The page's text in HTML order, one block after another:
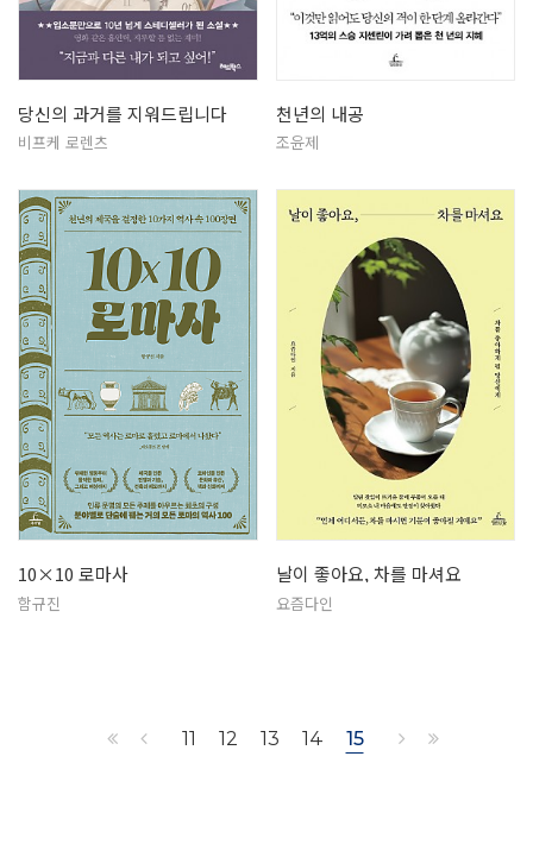
당신의 과거를 지워드립니다
비프케 로렌츠
천년의 내공
조윤제
10×10 로마사
함규진
날이 좋아요, 차를 마셔요
요즘다인
11 12 13 14 15